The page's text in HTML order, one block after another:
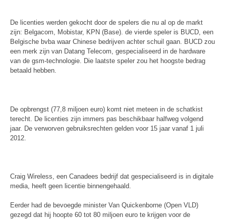
De licenties werden gekocht door de spelers die nu al op de markt
zijn: Belgacom, Mobistar, KPN (Base). de vierde speler is BUCD, een
Belgische bvba waar Chinese bedrijven achter schuil gaan. BUCD zou
een merk zijn van Datang Telecom, gespecialiseerd in de hardware
van de gsm-technologie. Die laatste speler zou het hoogste bedrag
betaald hebben.
De opbrengst (77,8 miljoen euro) komt niet meteen in de schatkist
terecht. De licenties zijn immers pas beschikbaar halfweg volgend
jaar. De verworven gebruiksrechten gelden voor 15 jaar vanaf 1 juli
2012.
Craig Wireless, een Canadees bedrijf dat gespecialiseerd is in digitale
media, heeft geen licentie binnengehaald.
Eerder had de bevoegde minister Van Quickenborne (Open VLD)
gezegd dat hij hoopte 60 tot 80 miljoen euro te krijgen voor de